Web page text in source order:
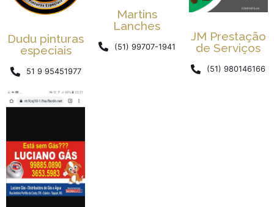
Dudu pinturas
especiais
51 9 95451977
Martins
Lanches
(51) 99707-1941
JM Prestação
de Serviços
(51) 980146166